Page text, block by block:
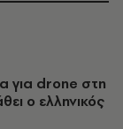
για drone στη
ο ελληνικός